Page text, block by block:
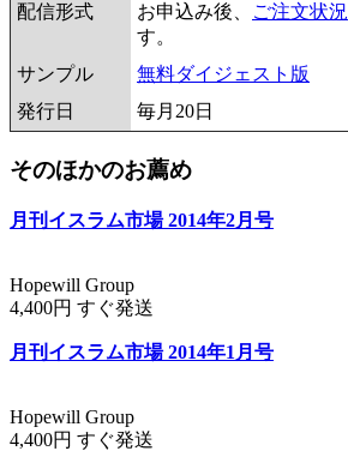
配信形式
お申込み後、 ご注文状況
す。
サンプル
無料ダイジェスト版
発行日
毎月20日
そのほかのお薦め
月刊イスラム市場 2014年2月号
Hopewill Group
4,400円 すぐ発送
月刊イスラム市場 2014年1月号
Hopewill Group
4,400円 すぐ発送